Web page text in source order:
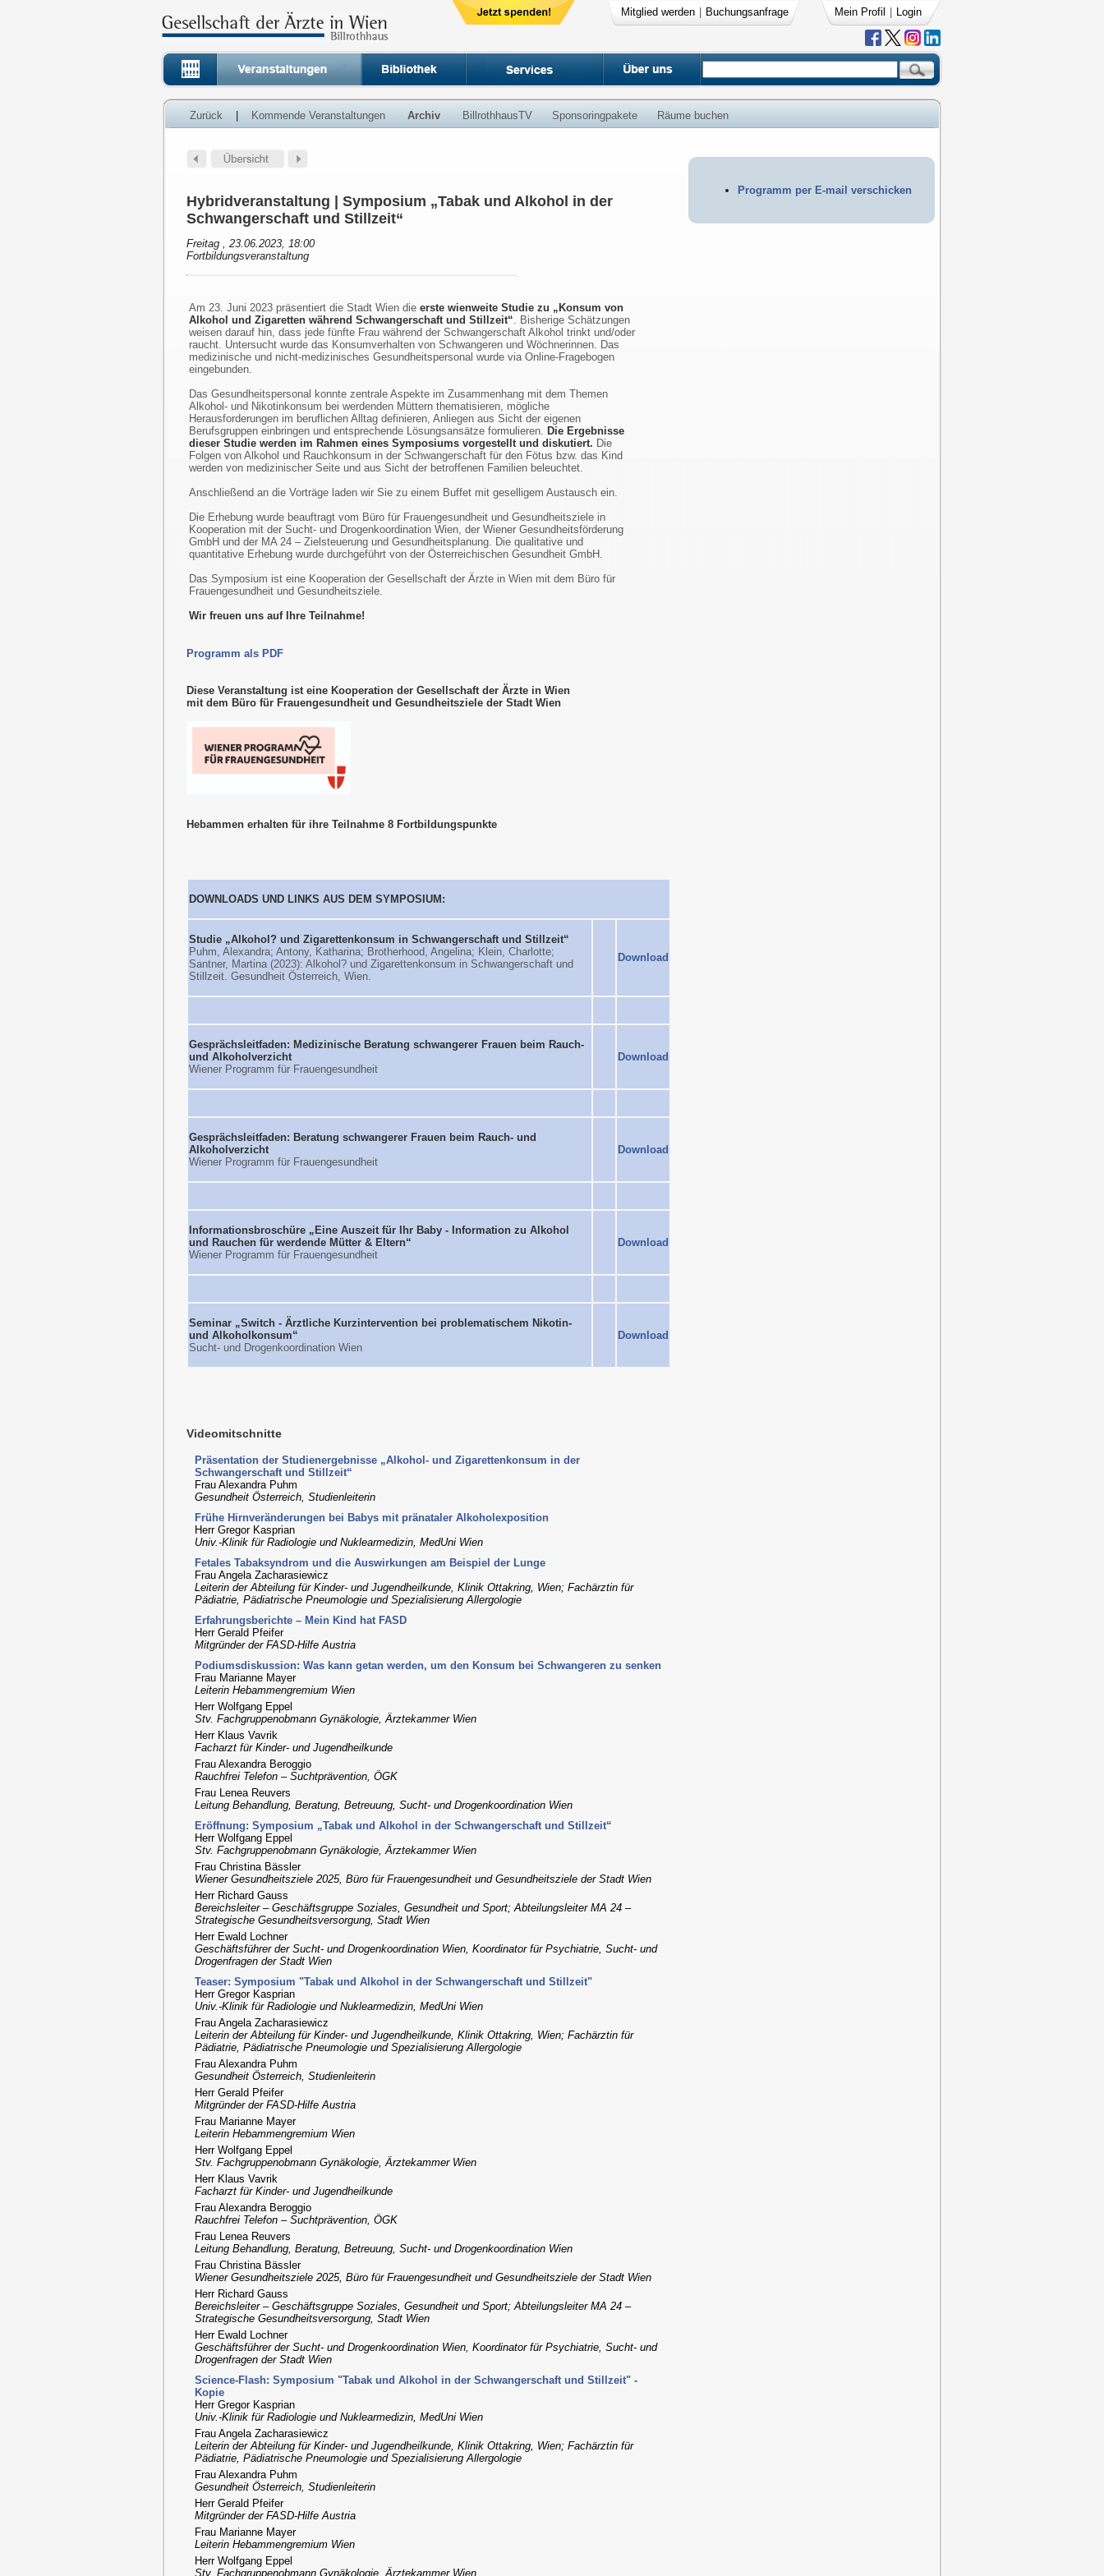
Mitglied werden Buchungsanfrage Mein Profil Login
Zurück Kommende Veranstaltungen Archiv BillrothhausTV Sponsoringpakete Räume buchen
Programm per E-mail verschicken
Hybridveranstaltung | Symposium „Tabak und Alkohol in der
Schwangerschaft und Stillzeit“
Freitag , 23.06.2023, 18:00
Fortbildungsveranstaltung
Am 23. Juni 2023 präsentiert die Stadt Wien die erste wienweite Studie zu „Konsum von
Alkohol und Zigaretten während Schwangerschaft und Stillzeit“. Bisherige Schätzungen
weisen darauf hin, dass jede fünfte Frau während der Schwangerschaft Alkohol trinkt und/oder
raucht. Untersucht wurde das Konsumverhalten von Schwangeren und Wöchnerinnen. Das
medizinische und nicht-medizinisches Gesundheitspersonal wurde via Online-Fragebogen
eingebunden.
Das Gesundheitspersonal konnte zentrale Aspekte im Zusammenhang mit dem Themen
Alkohol- und Nikotinkonsum bei werdenden Müttern thematisieren, mögliche
Herausforderungen im beruflichen Alltag definieren, Anliegen aus Sicht der eigenen
Berufsgruppen einbringen und entsprechende Lösungsansätze formulieren. Die Ergebnisse
dieser Studie werden im Rahmen eines Symposiums vorgestellt und diskutiert. Die
Folgen von Alkohol und Rauchkonsum in der Schwangerschaft für den Fötus bzw. das Kind
werden von medizinischer Seite und aus Sicht der betroffenen Familien beleuchtet.
Anschließend an die Vorträge laden wir Sie zu einem Buffet mit geselligem Austausch ein.
Die Erhebung wurde beauftragt vom Büro für Frauengesundheit und Gesundheitsziele in
Kooperation mit der Sucht- und Drogenkoordination Wien, der Wiener Gesundheitsförderung
GmbH und der MA 24 – Zielsteuerung und Gesundheitsplanung. Die qualitative und
quantitative Erhebung wurde durchgeführt von der Österreichischen Gesundheit GmbH.
Das Symposium ist eine Kooperation der Gesellschaft der Ärzte in Wien mit dem Büro für
Frauengesundheit und Gesundheitsziele.
Wir freuen uns auf Ihre Teilnahme!
Programm als PDF
Diese Veranstaltung ist eine Kooperation der Gesellschaft der Ärzte in Wien
mit dem Büro für Frauengesundheit und Gesundheitsziele der Stadt Wien
Hebammen erhalten für ihre Teilnahme 8 Fortbildungspunkte
DOWNLOADS UND LINKS AUS DEM SYMPOSIUM:
Studie „Alkohol? und Zigarettenkonsum in Schwangerschaft und Stillzeit“
Puhm, Alexandra; Antony, Katharina; Brotherhood, Angelina; Klein, Charlotte;
Santner, Martina (2023): Alkohol? und Zigarettenkonsum in Schwangerschaft und
Stillzeit. Gesundheit Österreich, Wien.
Download
Gesprächsleitfaden: Medizinische Beratung schwangerer Frauen beim Rauch-
und Alkoholverzicht
Wiener Programm für Frauengesundheit
Download
Gesprächsleitfaden: Beratung schwangerer Frauen beim Rauch- und
Alkoholverzicht
Wiener Programm für Frauengesundheit
Download
Informationsbroschüre „Eine Auszeit für Ihr Baby - Information zu Alkohol
und Rauchen für werdende Mütter & Eltern“
Wiener Programm für Frauengesundheit
Download
Seminar „Switch - Ärztliche Kurzintervention bei problematischem Nikotin-
und Alkoholkonsum“
Sucht- und Drogenkoordination Wien
Download
Videomitschnitte
Präsentation der Studienergebnisse „Alkohol- und Zigarettenkonsum in der
Schwangerschaft und Stillzeit“
Frau Alexandra Puhm
Gesundheit Österreich, Studienleiterin
Frühe Hirnveränderungen bei Babys mit pränataler Alkoholexposition
Herr Gregor Kasprian
Univ.-Klinik für Radiologie und Nuklearmedizin, MedUni Wien
Fetales Tabaksyndrom und die Auswirkungen am Beispiel der Lunge
Frau Angela Zacharasiewicz
Leiterin der Abteilung für Kinder- und Jugendheilkunde, Klinik Ottakring, Wien; Fachärztin für
Pädiatrie, Pädiatrische Pneumologie und Spezialisierung Allergologie
Erfahrungsberichte – Mein Kind hat FASD
Herr Gerald Pfeifer
Mitgründer der FASD-Hilfe Austria
Podiumsdiskussion: Was kann getan werden, um den Konsum bei Schwangeren zu senken
Frau Marianne Mayer
Leiterin Hebammengremium Wien
Herr Wolfgang Eppel
Stv. Fachgruppenobmann Gynäkologie, Ärztekammer Wien
Herr Klaus Vavrik
Facharzt für Kinder- und Jugendheilkunde
Frau Alexandra Beroggio
Rauchfrei Telefon – Suchtprävention, ÖGK
Frau Lenea Reuvers
Leitung Behandlung, Beratung, Betreuung, Sucht- und Drogenkoordination Wien
Eröffnung: Symposium „Tabak und Alkohol in der Schwangerschaft und Stillzeit“
Herr Wolfgang Eppel
Stv. Fachgruppenobmann Gynäkologie, Ärztekammer Wien
Frau Christina Bässler
Wiener Gesundheitsziele 2025, Büro für Frauengesundheit und Gesundheitsziele der Stadt Wien
Herr Richard Gauss
Bereichsleiter – Geschäftsgruppe Soziales, Gesundheit und Sport; Abteilungsleiter MA 24 –
Strategische Gesundheitsversorgung, Stadt Wien
Herr Ewald Lochner
Geschäftsführer der Sucht- und Drogenkoordination Wien, Koordinator für Psychiatrie, Sucht- und
Drogenfragen der Stadt Wien
Teaser: Symposium "Tabak und Alkohol in der Schwangerschaft und Stillzeit"
Herr Gregor Kasprian
Univ.-Klinik für Radiologie und Nuklearmedizin, MedUni Wien
Frau Angela Zacharasiewicz
Leiterin der Abteilung für Kinder- und Jugendheilkunde, Klinik Ottakring, Wien; Fachärztin für
Pädiatrie, Pädiatrische Pneumologie und Spezialisierung Allergologie
Frau Alexandra Puhm
Gesundheit Österreich, Studienleiterin
Herr Gerald Pfeifer
Mitgründer der FASD-Hilfe Austria
Frau Marianne Mayer
Leiterin Hebammengremium Wien
Herr Wolfgang Eppel
Stv. Fachgruppenobmann Gynäkologie, Ärztekammer Wien
Herr Klaus Vavrik
Facharzt für Kinder- und Jugendheilkunde
Frau Alexandra Beroggio
Rauchfrei Telefon – Suchtprävention, ÖGK
Frau Lenea Reuvers
Leitung Behandlung, Beratung, Betreuung, Sucht- und Drogenkoordination Wien
Frau Christina Bässler
Wiener Gesundheitsziele 2025, Büro für Frauengesundheit und Gesundheitsziele der Stadt Wien
Herr Richard Gauss
Bereichsleiter – Geschäftsgruppe Soziales, Gesundheit und Sport; Abteilungsleiter MA 24 –
Strategische Gesundheitsversorgung, Stadt Wien
Herr Ewald Lochner
Geschäftsführer der Sucht- und Drogenkoordination Wien, Koordinator für Psychiatrie, Sucht- und
Drogenfragen der Stadt Wien
Science-Flash: Symposium "Tabak und Alkohol in der Schwangerschaft und Stillzeit" -
Kopie
Herr Gregor Kasprian
Univ.-Klinik für Radiologie und Nuklearmedizin, MedUni Wien
Frau Angela Zacharasiewicz
Leiterin der Abteilung für Kinder- und Jugendheilkunde, Klinik Ottakring, Wien; Fachärztin für
Pädiatrie, Pädiatrische Pneumologie und Spezialisierung Allergologie
Frau Alexandra Puhm
Gesundheit Österreich, Studienleiterin
Herr Gerald Pfeifer
Mitgründer der FASD-Hilfe Austria
Frau Marianne Mayer
Leiterin Hebammengremium Wien
Herr Wolfgang Eppel
Stv. Fachgruppenobmann Gynäkologie, Ärztekammer Wien